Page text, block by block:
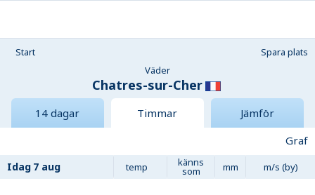
Start
Spara plats
Väder
Chatres-sur-Cher
14 dagar Timmar
Jämför
Graf
Idag 7 aug temp känns
som mm m/s (by)